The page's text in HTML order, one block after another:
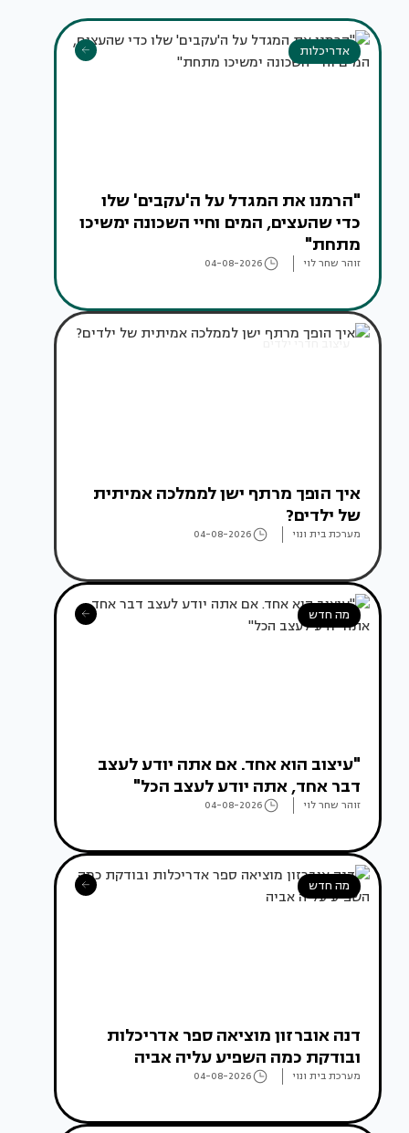
אדריכלות
"הרמנו את המגדל על ה'עקבים' שלו
כדי שהעצים, המים וחיי השכונה ימשיכו
מתחת"
זוהר שחר לוי 04-08-2026
עיצוב חדרי ילדים
איך הופך מרתף ישן לממלכה אמיתית
של ילדים?
מערכת בית ונוי 04-08-2026
מה חדש
"עיצוב הוא אחד. אם אתה יודע לעצב
דבר אחד, אתה יודע לעצב הכל"
זוהר שחר לוי 04-08-2026
מה חדש
דנה אוברזון מוציאה ספר אדריכלות
ובודקת כמה השפיע עליה אביה
מערכת בית ונוי 04-08-2026